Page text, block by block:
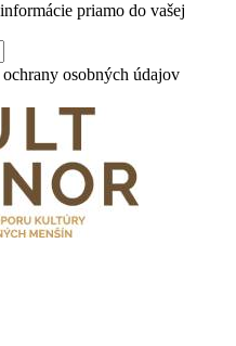
priamo do vašej
osobných údajov